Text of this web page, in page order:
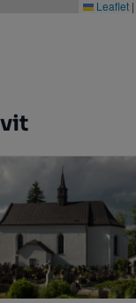
Leaflet |